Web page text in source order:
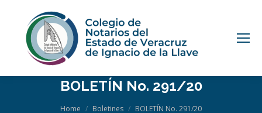
BOLETÍN No. 291/20
You are here:
Home Boletines BOLETÍN No. 291/20